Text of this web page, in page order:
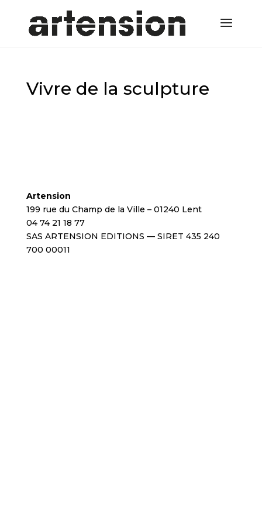
Vivre de la sculpture
Artension
199 rue du Champ de la Ville – 01240 Lent
04 74 21 18 77
SAS ARTENSION EDITIONS — SIRET 435 240
700 00011